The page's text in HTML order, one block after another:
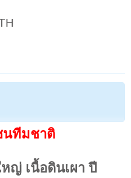
นทีมชาติ
ญ่ เนื้อดินเผา ปี